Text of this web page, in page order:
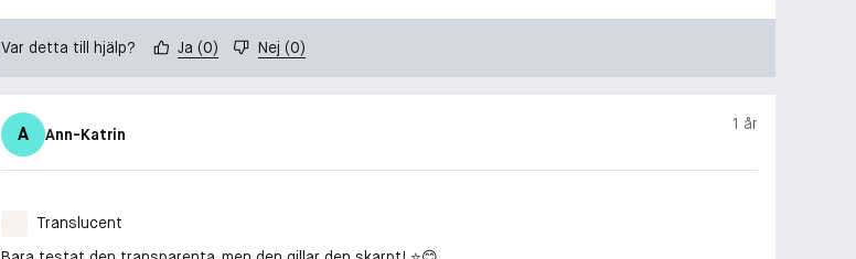
Var detta till hjälp? Ja (0) Nej (0)
A Ann-Katrin
1 år
Translucent